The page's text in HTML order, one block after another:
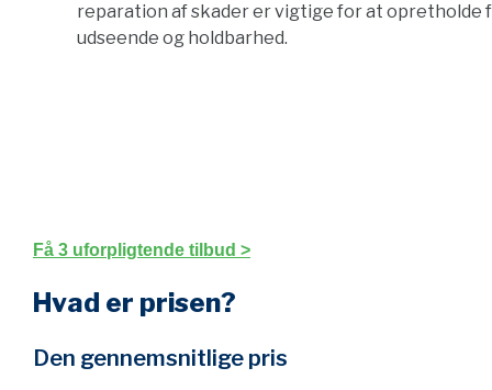
reparation af skader er vigtige for at opretholde
udseende og holdbarhed.
Få 3 uforpligtende tilbud >
Hvad er prisen?
Den gennemsnitlige pris